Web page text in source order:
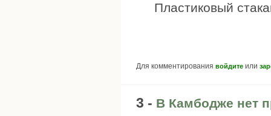
Пластиковый
Для комментирования войдите или
3 - В Камбодже нет